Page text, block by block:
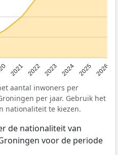
2021 2022 2023 2024 2025 2026
aantal inwoners per
per jaar. Gebruik het
nationaliteit te kiezen.
de nationaliteit van
voor de periode